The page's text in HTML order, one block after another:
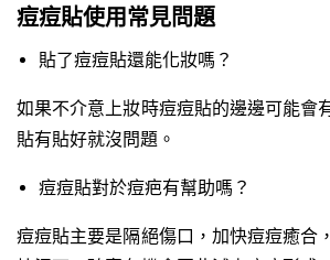
痘痘貼使用常見問題
貼了痘痘貼還能化妝嗎？
如果不介意上妝時痘痘貼的邊邊可能會
貼有貼好就沒問題。
痘痘貼對於痘疤有幫助嗎？
痘痘貼主要是隔絕傷口，加快痘痘癒合